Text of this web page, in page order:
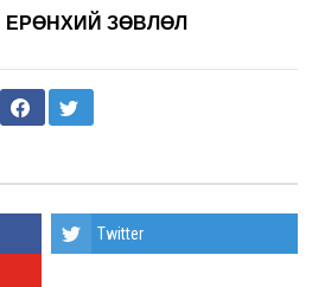
ЕРӨНХИЙ ЗӨВЛӨЛ
Twitter